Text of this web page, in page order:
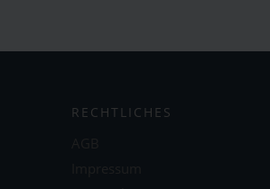
RECHTLICHES